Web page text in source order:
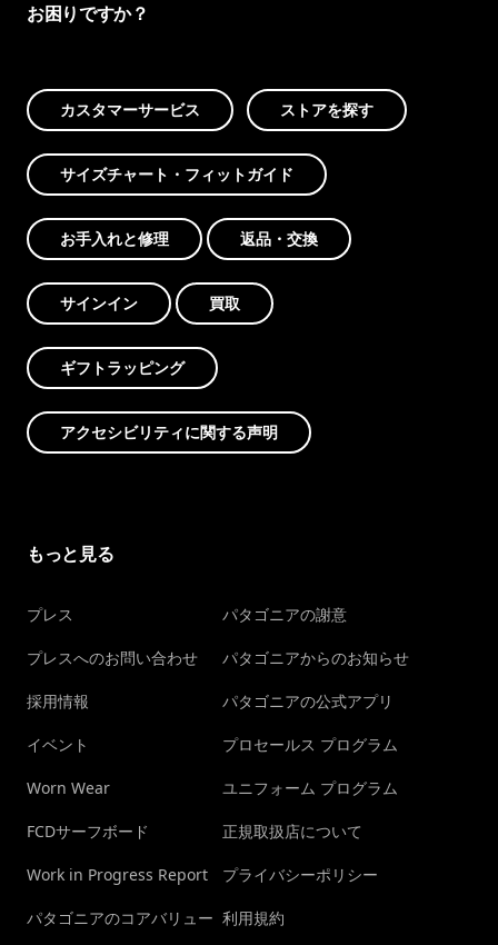
お困りですか？
カスタマーサービス ストアを探す
サイズチャート・フィットガイド
お手入れと修理 返品・交換
サインイン 買取
ギフトラッピング
アクセシビリティに関する声明
もっと見る
プレス
プレスへのお問い合わせ
採用情報
イベント
Worn Wear
FCDサーフボード
Work in Progress Report
パタゴニアのコアバリュー
パタゴニアの謝意
パタゴニアからのお知らせ
パタゴニアの公式アプリ
プロセールス プログラム
ユニフォーム プログラム
正規取扱店について
プライバシーポリシー
利用規約